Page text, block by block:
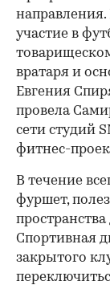
участие в
вратаря и
Евгения
провела
сети студий
фитнес-
В течение
фуршет,
Спортивная
закрытого